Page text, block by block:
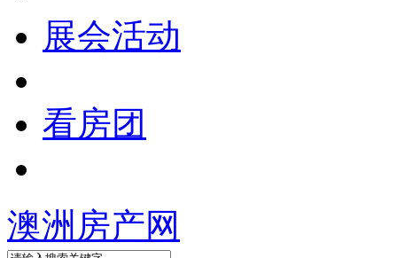
展会活动
看房团
澳洲房产网